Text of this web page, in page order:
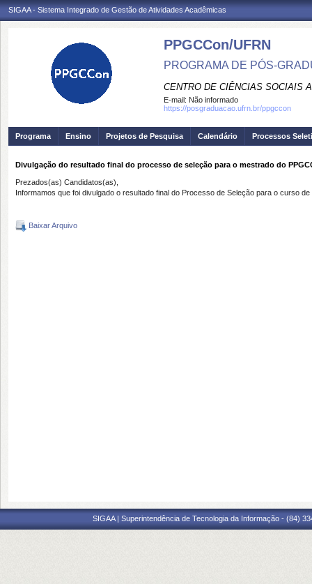
SIGAA - Sistema Integrado de Gestão de Atividades Acadêmicas
PPGCCon/UFRN
PROGRAMA DE PÓS-
CENTRO DE CIÊNCIAS SOCIAIS
E-mail: Não informado
https://posgraduacao.ufrn.br/ppgccon
Programa Ensino Projetos de Pesquisa Calendário Processos
Divulgação do resultado final do processo de seleção para o mestrado do
Prezados(as) Candidatos(as),
Informamos que foi divulgado o resultado final do Processo de Seleção para o curso
Baixar Arquivo
SIGAA | Superintendência de Tecnologia da Informação - (84)